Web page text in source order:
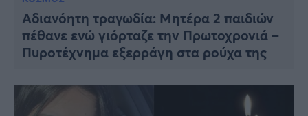
Αδιανόητη τραγωδία: Μητέρα 2 παιδιών
πέθανε ενώ γιόρταζε την Πρωτοχρονιά –
Πυροτέχνημα εξερράγη στα ρούχα της